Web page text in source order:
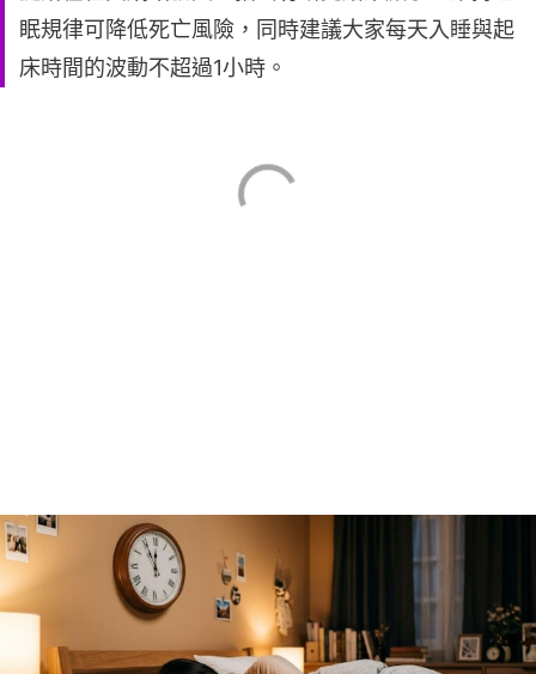
眠規律可降低死亡風險，同時建議大家每天入睡與起
床時間的波動不超過1小時。